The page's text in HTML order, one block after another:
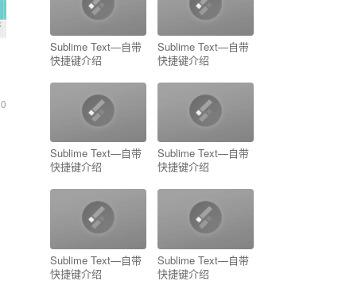
0
Sublime Text—自带
快捷键介绍
Sublime Text—自带
快捷键介绍
Sublime Text—自带
快捷键介绍
Sublime Text—自带
快捷键介绍
Sublime Text—自带
快捷键介绍
Sublime Text—自带
快捷键介绍